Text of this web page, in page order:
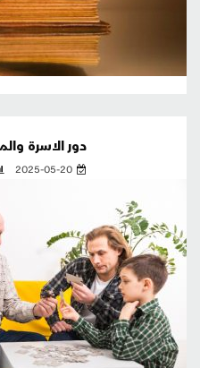
دور الاسرة
2025-05-20